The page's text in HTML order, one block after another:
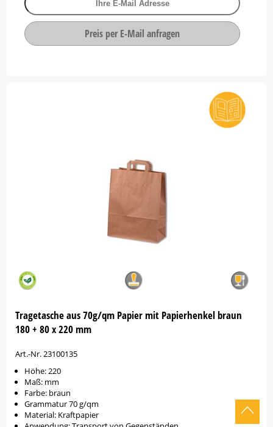
Preis per E-Mail anfragen
Tragetasche aus 70g/qm Papier mit Papierhenkel braun
180 + 80 x 220 mm
Art.-Nr. 23100135
Höhe: 220
Maß: mm
Farbe: braun
Grammatur 70 g/qm
Material: Kraftpapier